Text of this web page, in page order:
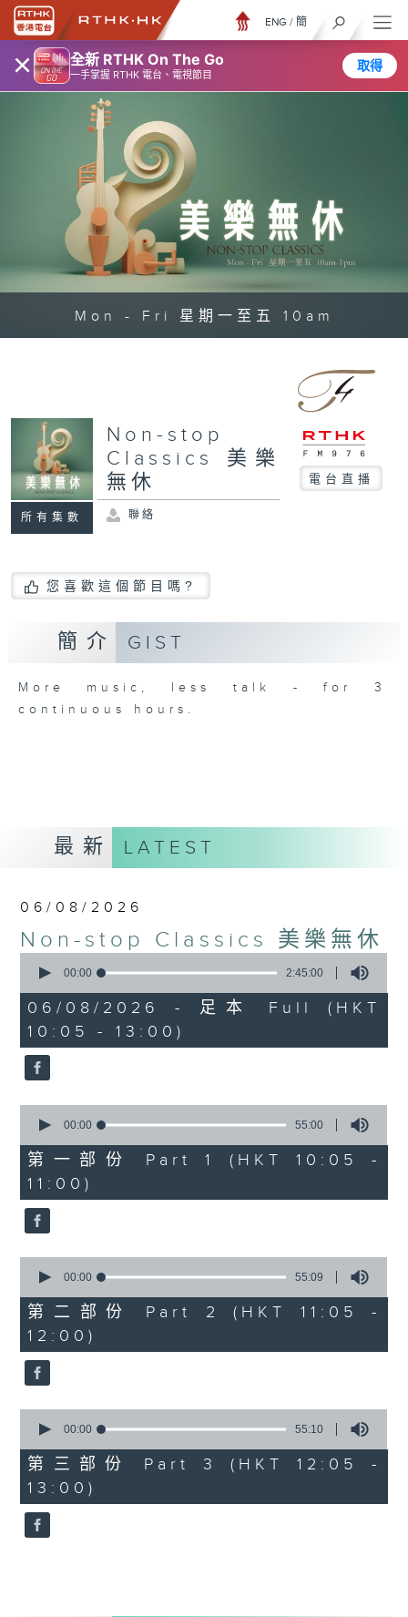
× 全新 RTHK On The Go
一手掌握 RTHK 電台、電視節目
取得
ENG / 簡
Mon - Fri 星期一至五 10am
所有集數
Non-stop
Classics 美樂
無休
電台直播
聯絡
您喜歡這個節目嗎?
簡介 GIST
More music, less talk - for 3
continuous hours.
最新 LATEST
06/08/2026
Non-stop Classics 美樂無休
seconds
2
hours,
45
minutes,
0
seconds
00:00 2:45:00
06/08/2026 - 足本 Full (HKT
10:05 - 13:00)
seconds
55
minutes,
0
seconds
00:00 55:00
第一部份 Part 1 (HKT 10:05 -
11:00)
seconds
55
minutes,
9
seconds
00:00 55:09
第二部份 Part 2 (HKT 11:05 -
12:00)
seconds
55
minutes,
10
seconds
00:00 55:10
第三部份 Part 3 (HKT 12:05 -
13:00)